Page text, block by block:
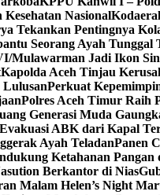
Nasional
Tekankan Pentingnya
Seorang Ayah Tunggal
Mulawarman Jadi Ikon
Kapolda Aceh Tinjau
LulusanPerkuat
Polres Aceh Timur Raih
Generasi Muda
ABK dari Kapal
Ayah TeladanPanen
Ketahanan
Berkantor di Nias
Malam Helen’s Night